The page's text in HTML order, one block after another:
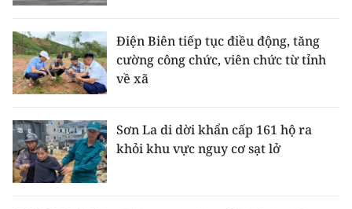
Điện Biên tiếp tục điều động, tăng
cường công chức, viên chức từ tỉnh
về xã
Sơn La di dời khẩn cấp 161 hộ ra
khỏi khu vực nguy cơ sạt lở